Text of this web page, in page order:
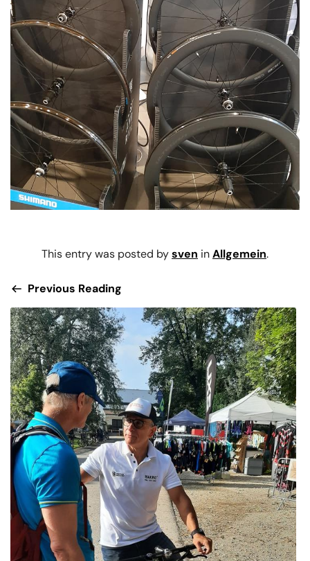
This entry was posted bysven inAllgemein.
Previous Reading